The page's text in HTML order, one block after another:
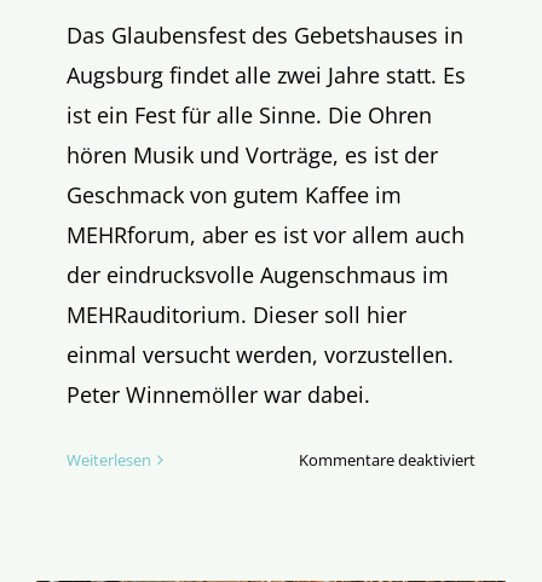
Das Glaubensfest des Gebetshauses in
Augsburg findet alle zwei Jahre statt. Es
ist ein Fest für alle Sinne. Die Ohren
hören Musik und Vorträge, es ist der
Geschmack von gutem Kaffee im
MEHRforum, aber es ist vor allem auch
der eindrucksvolle Augenschmaus im
MEHRauditorium. Dieser soll hier
einmal versucht werden, vorzustellen.
Peter Winnemöller war dabei.
Weiterlesen Kommentare deaktiviertfür